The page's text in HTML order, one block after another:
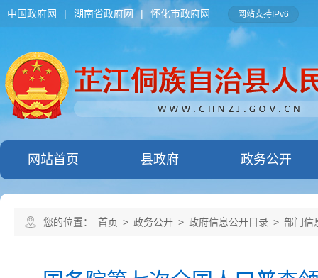
中国政府网 | 湖南省政府网 | 怀化市政府网 网站支持IPv6
网站首页 县政府 政务公开
您的位置： 首页 > 政务公开 > 政府信息公开目录 > 部门信